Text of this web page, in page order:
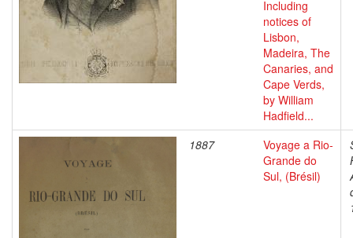
Including
notices of
Lisbon,
Madeira, The
Canaries, and
Cape Verds,
by William
Hadfield...
1887
Voyage a Rio-
Grande do
Sul, (Brésil)